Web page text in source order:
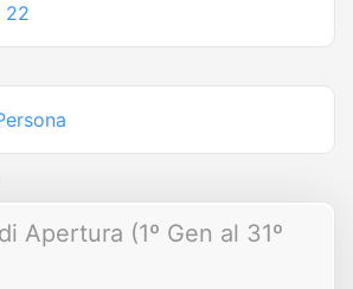
22
Apertura (1º Gen al 31º